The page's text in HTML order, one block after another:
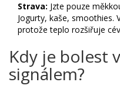
Strava: Jzte pouze
Jogurty, kaše, smoothies.
protože teplo rozšiřuje
Kdy je bolest
signálem?